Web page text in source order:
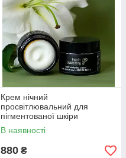
Крем нічний
просвітлювальний для
пігментованої шкіри
В наявності
880 ₴